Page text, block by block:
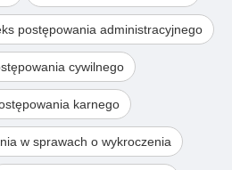
postępowania administracyjnego
cywilnego
karnego
w sprawach o wykroczenia